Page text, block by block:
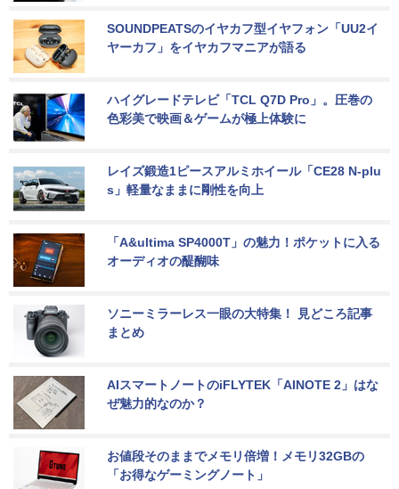
SOUNDPEATSのイヤカフ型イヤフォン「UU2イ
ヤーカフ」をイヤカフマニアが語る
ハイグレードテレビ「TCL Q7D Pro」。圧巻の
色彩美で映画＆ゲームが極上体験に
レイズ鍛造1ピースアルミホイール「CE28 N-plu
s」軽量なままに剛性を向上
「A&ultima SP4000T」の魅力！ポケットに入る
オーディオの醍醐味
ソニーミラーレス一眼の大特集！ 見どころ記事
まとめ
AIスマートノートのiFLYTEK「AINOTE 2」はな
ぜ魅力的なのか？
お値段そのままでメモリ倍増！メモリ32GBの
「お得なゲーミングノート」